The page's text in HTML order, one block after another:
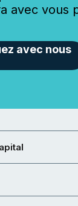
avec vous
avec nous